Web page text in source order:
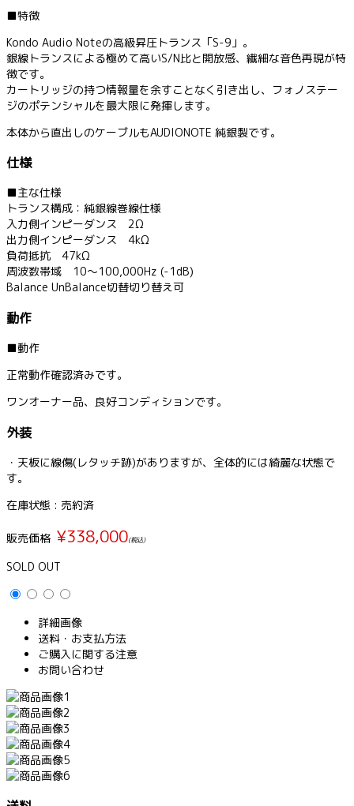
■特徴
Kondo Audio Noteの高級昇圧トランス「S-9」。
銀線トランスによる極めて高いS/N比と開放感、繊細な音色再現が特
徴です。
カートリッジの持つ情報量を余すことなく引き出し、フォノステー
ジのポテンシャルを最大限に発揮します。
本体から直出しのケーブルもAUDIONOTE 純銀製です。
仕様
■主な仕様
トランス構成：純銀線巻線仕様
入力側インピーダンス 2Ω
出力側インピーダンス 4kΩ
負荷抵抗 47kΩ
周波数帯域 10～100,000Hz (-1dB)
Balance UnBalance切替切り替え可
動作
■動作
正常動作確認済みです。
ワンオーナー品、良好コンディションです。
外装
・天板に線傷(レタッチ跡)がありますが、全体的には綺麗な状態で
す。
在庫状態 : 売約済
販売価格 ¥338,000(税込)
SOLD OUT
詳細画像
送料・お支払方法
ご購入に関する注意
お問い合わせ